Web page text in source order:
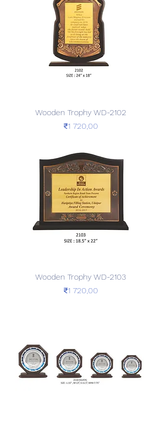
Wooden Trophy WD-2102
Price
₹1 720,00
Wooden Trophy WD-2103
Price
₹1 720,00